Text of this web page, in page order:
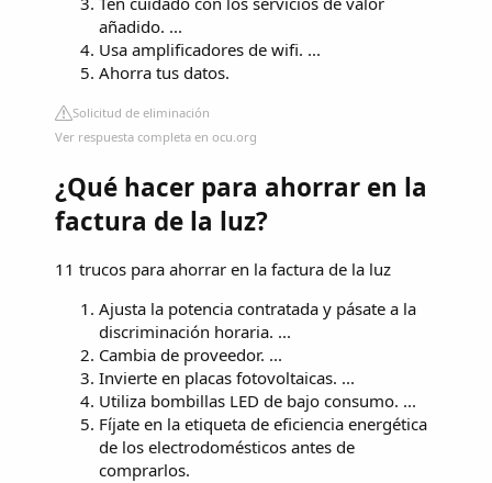
añadido. ...
Usa amplificadores de wifi. ...
Ahorra tus datos.
Solicitud de eliminación
Ver respuesta completa en ocu.org
¿Qué hacer para ahorrar en la
factura de la luz?
11 trucos para ahorrar en la factura de la luz
Ajusta la potencia contratada y pásate a la
discriminación horaria. ...
Cambia de proveedor. ...
Invierte en placas fotovoltaicas. ...
Utiliza bombillas LED de bajo consumo. ...
Fíjate en la etiqueta de eficiencia energética
de los electrodomésticos antes de
comprarlos.